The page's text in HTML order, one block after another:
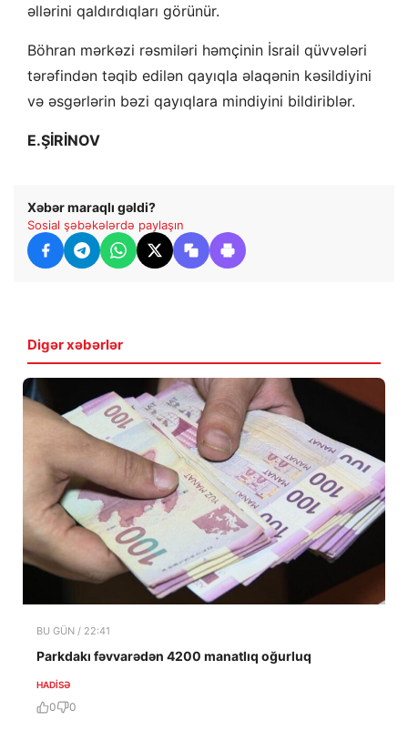
əllərini qaldırdıqları görünür.
Böhran mərkəzi rəsmiləri həmçinin İsrail qüvvələri
tərəfindən təqib edilən qayıqla əlaqənin kəsildiyini
və əsgərlərin bəzi qayıqlara mindiyini bildiriblər.
E.ŞİRİNOV
Xəbər maraqlı gəldi?
Sosial şəbəkələrdə paylaşın
Digər xəbərlər
BU GÜN / 22:41
Parkdakı fəvvarədən 4200 manatlıq oğurluq
HADISƏ
0 0